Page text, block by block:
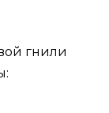
гнили